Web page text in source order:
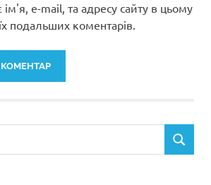
e-mail, та адресу сайту в цьому
подальших коментарів.
ПОШУК